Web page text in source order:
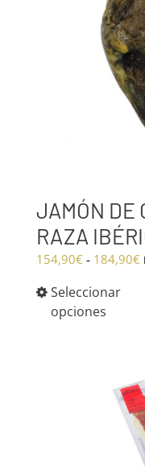
JAMÓN DE
RAZA
154,90€ - 184,90€
Seleccionar
opciones